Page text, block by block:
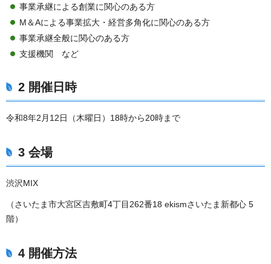
事業承継による創業に関心のある方
M＆Aによる事業拡大・経営多角化に関心のある方
事業承継全般に関心のある方
支援機関 など
2 開催日時
令和8年2月12日（木曜日）18時から20時まで
3 会場
渋沢MIX
（さいたま市大宮区吉敷町4丁目262番18 ekismさいたま新都心 5
階）
4 開催方法